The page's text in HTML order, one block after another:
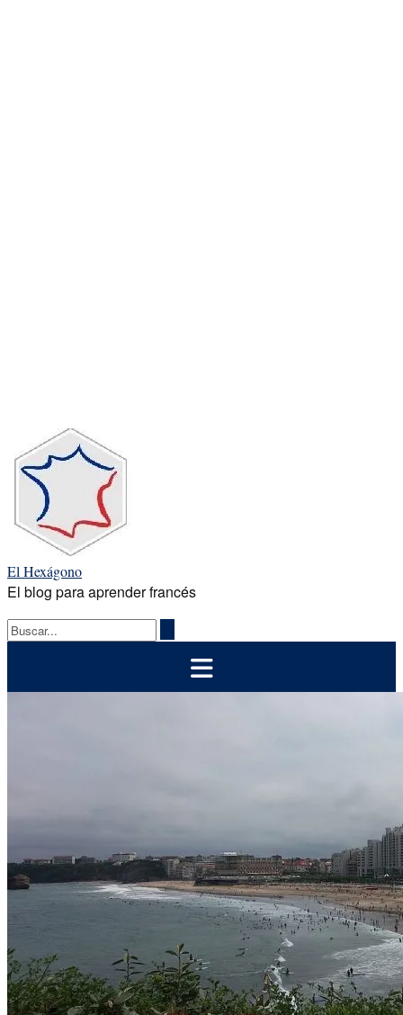
contenido
El Hexágono
El blog para aprender francés